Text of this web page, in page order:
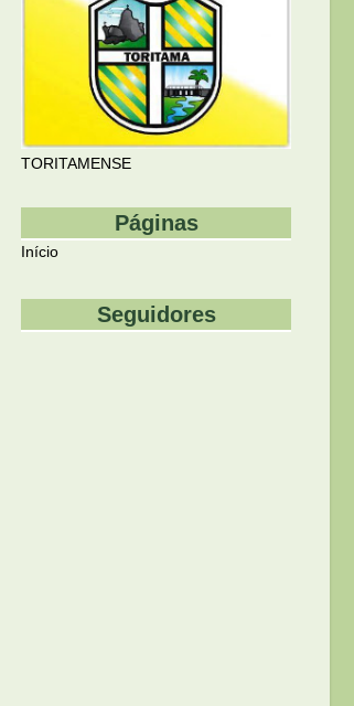
TORITAMENSE
Páginas
Início
Seguidores